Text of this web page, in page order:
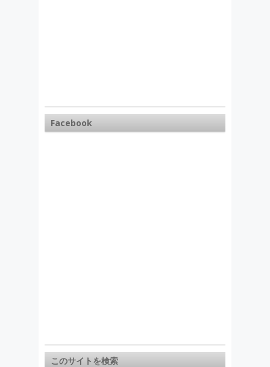
Facebook
このサイトを検索